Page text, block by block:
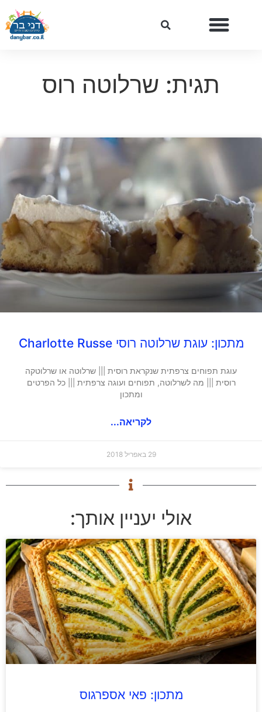
תגית: שרלוטה רוס
מתכון: עוגת שרלוטה רוסי Charlotte Russe
עוגת תפוחים צרפתית שנקראת רוסית ||| שרלוטה או שרלוטקה
רוסית ||| מה לשרלוטה, תפוחים ועוגה צרפתית ||| כל הפרטים
ומתכון
לקריאה...
29 באפריל 2018
אולי יעניין אותך:
מתכון: פאי אספרגוס